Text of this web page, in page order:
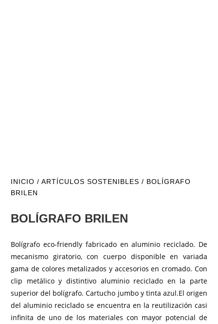
INICIO /ARTÍCULOS SOSTENIBLES / BOLÍGRAFO
BRILEN
BOLÍGRAFO BRILEN
Bolígrafo eco-friendly fabricado en aluminio reciclado. De
mecanismo giratorio, con cuerpo disponible en variada
gama de colores metalizados y accesorios en cromado. Con
clip metálico y distintivo aluminio reciclado en la parte
superior del bolígrafo. Cartucho jumbo y tinta azul.El origen
del aluminio reciclado se encuentra en la reutilización casi
infinita de uno de los materiales con mayor potencial de